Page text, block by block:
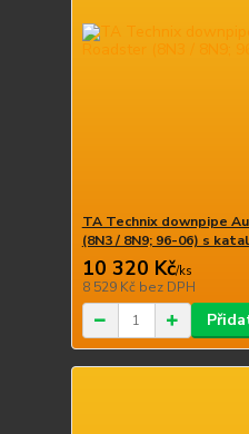
TA Technix downpipe
(8N3 / 8N9; 96-06) s
10 320 Kč/ks
8 529 Kč bez DPH